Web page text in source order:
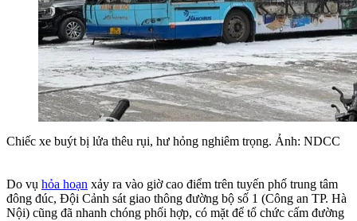
Chiếc xe buýt bị lửa thêu rụi, hư hỏng nghiêm trọng. Ảnh: NDCC
Do vụ hỏa hoạn xảy ra vào giờ cao điểm trên tuyến phố trung tâm
đông đúc, Đội Cảnh sát giao thông đường bộ số 1 (Công an TP. Hà
Nội) cũng đã nhanh chóng phối hợp, có mặt để tổ chức cấm đường